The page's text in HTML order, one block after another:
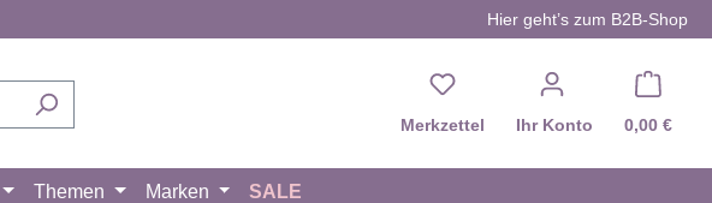
Hier geht’s zum B2B-Shop
Merkzettel Du hast 0 Produkte auf
Ihr Konto 0,00 €
Themen Marken SALE